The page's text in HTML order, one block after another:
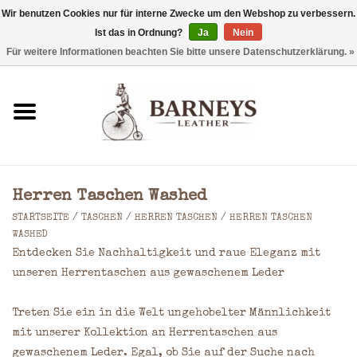
0 Artikel - €0,00
Geldbörse
Rucksäcke
Schultertaschen
Accessoires
Herren Taschen Washed
STARTSEITE / TASCHEN / HERREN TASCHEN / HERREN TASCHEN
WASHED
Entdecken Sie Nachhaltigkeit und raue Eleganz mit
unseren Herrentaschen aus gewaschenem Leder
Treten Sie ein in die Welt ungehobelter Männlichkeit
mit unserer Kollektion an Herrentaschen aus
gewaschenem Leder. Egal, ob Sie auf der Suche nach
Wir benutzen Cookies nur für interne Zwecke um den Webshop zu verbessern.
Ist das in Ordnung?
Ja
Nein
Für weitere Informationen beachten Sie bitte unsere Datenschutzerklärung. »